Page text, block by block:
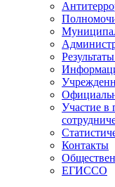
Участие в
Контакты
ЕГИССО